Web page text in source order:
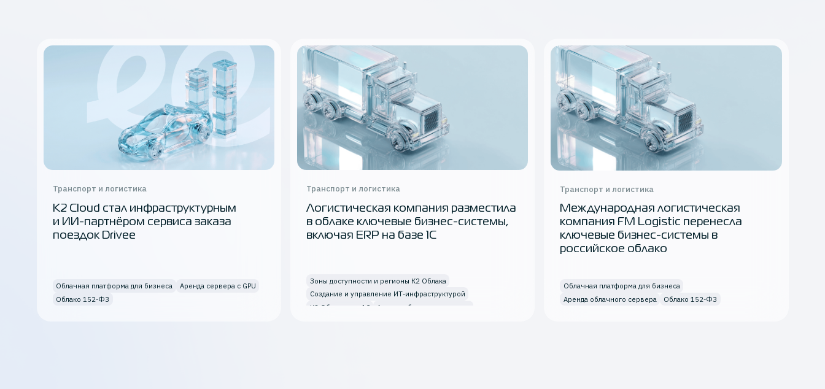
Транспорт и логистика
K2 Cloud стал инфраструктурным
и ИИ-партнёром сервиса заказа
поездок Drivee
Облачная платформа для бизнеса
Аренда сервера с GPU
Облако 152-ФЗ
Транспорт и логистика
Логистическая компания разместила
в облаке ключевые бизнес-системы,
включая ERP на базе 1С
Зоны доступности и регионы К2 Облака
Создание и управление ИТ-инфраструктурой
К2 Облако под 1С
Аренда облачного сервера
Транспорт и логистика
Международная логистическая
компания FM Logistic перенесла
ключевые бизнес-системы в
российское облако
Облачная платформа для бизнеса
Аренда облачного сервера
Облако 152-ФЗ